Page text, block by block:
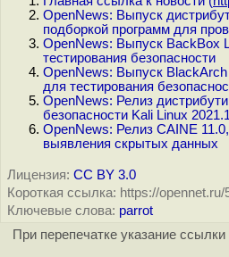
OpenNews: Выпуск
подборкой программ для
OpenNews: Выпуск BackBox
тестирования безопасности
OpenNews: Выпуск BlackArch
для тестирования
OpenNews: Релиз
безопасности Kali Linux 2021.1
OpenNews: Релиз CAINE
выявления скрытых данных
Лицензия: CC BY 3.0
Короткая ссылка: https://opennet.ru/
Ключевые слова: parrot
При перепечатке указание